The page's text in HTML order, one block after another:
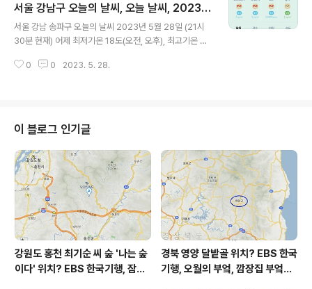
상태 참조 대기상황 공기질은 어제 초미세먼지 좋음 = 4
㎍/m³ 미세먼지는 좋음 = 11 ㎍/m³ 황사는 보통 = 1
㎍/m³ 자외선 (오후) = 보통 오늘 초미세먼지 보통 = 16
㎍/m³ 미세먼지는 보통 = 34 ㎍/m³ 황사는 보통 = 15
㎍/m³ 자외선 (오후) = 나쁨 대기상태는..
서울 강남구 오늘의 날씨, 오늘 날씨, 2023 0
528, 초미세먼지, 미세먼지, 황사, 자외선
서울 강남 송파구 오늘의 날씨 2023년 5월 28일 (21시
30분 현재) 어제 최저기온 18도(오전, 오후), 최고기온 21
오후) 어제와 같은 최저기온, 어제보다 1도 낮은 최고기온
= 16 ㎍/m³ 미세먼지는 좋음 = 21 ㎍/m³ 황사는 보통
= 8 ㎍/m³ 자외선 (오후) = 보통 오늘 초미세먼지 좋음 =
7 ㎍/m³ 미세먼지는 좋음 = 9 ㎍/m³ 황사는 보통 = 1
㎍/m³ 자외선 (오후) = 보통 대기상태는 어제보다 조금
좋습니다 대기상태가 전체적으로 좋습니다 ..
0 0 2023. 5. 28.
이 블로그 인기글
강원도 홍천 최기순 씨 숲 '나는 숲
이다' 위치? EBS 한국기행, 잠시
경북 영양 달밭골 위치? EBS 한국
기행, 오월의 부엌, 깜장집 부엌은